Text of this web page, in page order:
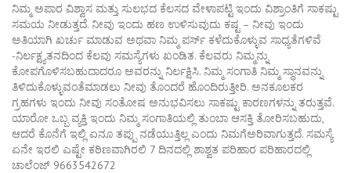
ನಿಮ್ಮ ಅಪಾರ ವಿಶ್ವಾಸ ಮತ್ತು ಸುಲಭದ ಕೆಲಸದ ವೇಳಾಪಟ್ಟಿ ಇಂದು ವಿಶ್ರಾಂತಿಗೆ ಸಾಕಷ್ಟು
ಸಮಯ ನೀಡುತ್ತದೆ. ನೀವು ಇಂದು ಹಣ ಉಳಿಸುವುದು ಕಷ್ಟ – ನೀವು ಇಂದು
ಅತಿಯಾಗಿ ಖರ್ಚು ಮಾಡುವ ಅಥವಾ ನಿಮ್ಮ ಪರ್ಸ್ ಕಳೆದುಕೊಳ್ಳುವ ಸಾಧ್ಯತೆಗಳಿವೆ
-ನಿರ್ಲಕ್ಷ್ಯತನದಿಂದ ಕೆಲವು ಸಮಸ್ಯೆಗಳು ಖಂಡಿತ. ಕೆಲವರು ನಿಮ್ಮನ್ನು
ಕೋಪಗೊಳಿಸಬಹುದಾದರೂ ಅವರನ್ನು ನಿರ್ಲಕ್ಷಿಸಿ. ನಿಮ್ಮ ಸಂಗಾತಿ ನಿಮ್ಮ ಸ್ಥಾನವನ್ನು
ತಿಳಿದುಕೊಳ್ಳುವಂತೆಮಾಡಲು ನೀವು ತೊಂದರೆ ಹೊಂದಿರುತ್ತೀರಿ. ಅನಕೂಲಕರ
ಗ್ರಹಗಳು ಇಂದು ನೀವು ಸಂತೋಷ ಅನುಭವಿಸಲು ಸಾಕಷ್ಟು ಕಾರಣಗಳನ್ನು ತರುತ್ತವೆ.
ಯಾರೋ ಒಬ್ಬ ವ್ಯಕ್ತಿ ಇಂದು ನಿಮ್ಮ ಸಂಗಾತಿಯಲ್ಲಿ ತುಂಬಾ ಆಸಕ್ತಿ ತೋರಿಸಬಹುದು,
ಆದರೆ ಕೊನೆಗೆ ಇಲ್ಲಿ ಏನೂ ತಪ್ಪು ನಡೆಯುತ್ತಿಲ್ಲ ಎಂದು ನಿಮಗೆಅರಿವಾಗುತ್ತದೆ. ಸಮಸ್ಯೆ
ಏನೇ ಇರಲಿ ಎಷ್ಟೇ ಕಠಿಣವಾಗಿರಲಿ 7 ದಿನದಲ್ಲಿ ಶಾಶ್ವತ ಪರಿಹಾರ ಪರಿಹಾರದಲ್ಲಿ
ಚಾಲೆಂಜ್ 9663542672